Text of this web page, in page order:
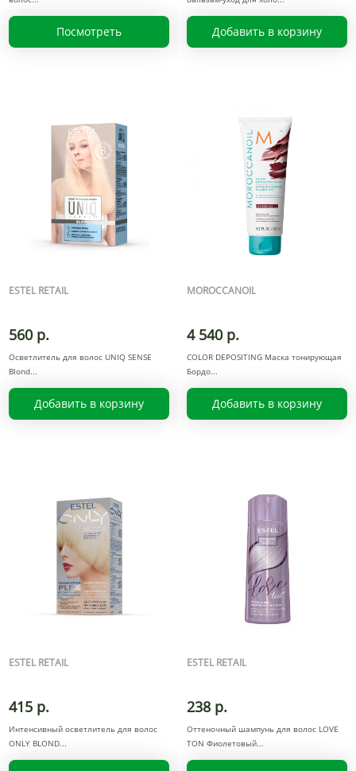
Посмотреть Добавить в корзину
ESTEL RETAIL
560 р.
Осветлитель для волос UNIQ SENSE
Blond
Добавить в корзину
MOROCCANOIL
4 540 р.
COLOR DEPOSITING Маска тонирующая
Бордо
Добавить в корзину
ESTEL RETAIL
415 р.
Интенсивный осветлитель для волос
ONLY BLOND
ESTEL RETAIL
238 р.
Оттеночный шампунь для волос LOVE
TON Фиолетовый